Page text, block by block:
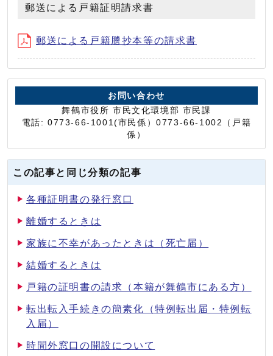
郵送による戸籍証明請求書
郵送による戸籍謄抄本等の請求書
お問い合わせ
舞鶴市役所 市民文化環境部 市民課
電話: 0773-66-1001(市民係）0773-66-1002（戸籍
係）
この記事と同じ分類の記事
各種証明書の発行窓口
離婚するときは
家族に不幸があったときは（死亡届）
結婚するときは
戸籍の証明書の請求（本籍が舞鶴市にある方）
転出転入手続きの簡素化（特例転出届・特例転
入届）
時間外窓口の開設について